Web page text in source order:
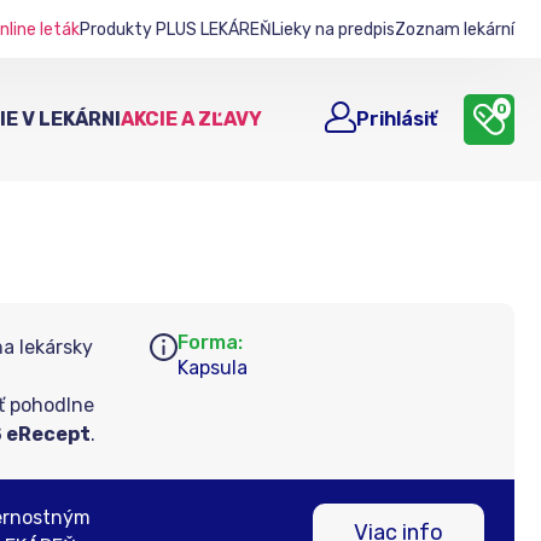
letákProdukty PLUS LEKÁREŇLieky na predpisZoznam lekární
V LEKÁRNIAKCIE A ZĽAVY Prihlásiť 0
lekársky
pohodlne
eRecept.
Forma:
Kapsula
Viac info